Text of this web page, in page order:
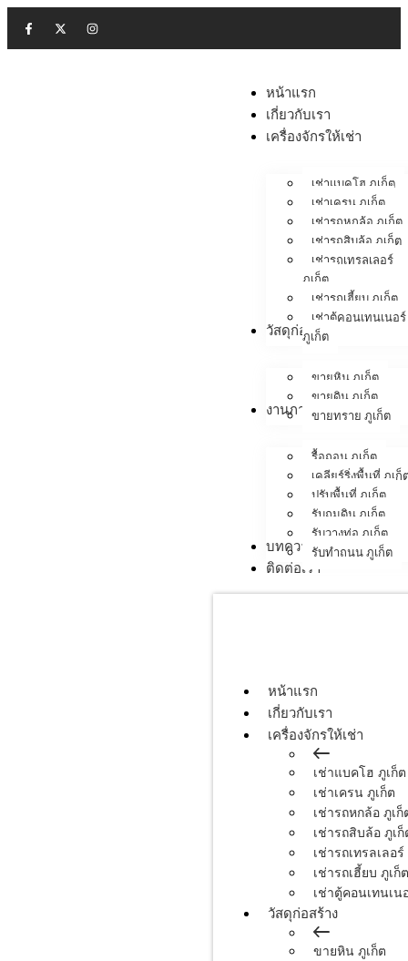
หน้าแรก
เกี่ยวกับเรา
เครื่องจักรให้เช่า
เช่าแบคโฮ ภูเก็ต
เช่าเครน ภูเก็ต
เช่ารถหกล้อ ภูเก็ต
เช่ารถสิบล้อ ภูเก็ต
เช่ารถเทรลเลอร์
ภูเก็ต
เช่ารถเฮี้ยบ ภูเก็ต
เช่าตู้คอนเทนเนอร์
ภูเก็ต
วัสดุก่อสร้าง
ขายหิน ภูเก็ต
ขายดิน ภูเก็ต
ขายทราย ภูเก็ต
งานภาคสนาม
รื้อถอน ภูเก็ต
เคลียร์ริ่งพื้นที่ ภูเก็
ปรับพื้นที่ ภูเก็ต
รับถมดิน ภูเก็ต
รับวางท่อ ภูเก็ต
รับทำถนน ภูเก็ต
บทความ
ติดต่อเรา
หน้าแรก
เกี่ยวกับเรา
เครื่องจักรให้เช่า
เช่าแบคโฮ ภูเก็ต
เช่าเครน ภูเก็ต
เช่ารถหกล้อ ภูเก็
เช่ารถสิบล้อ ภูเ
เช่ารถเทรลเลอ
เช่ารถเฮี้ยบ ภูเก็ต
เช่าตู้คอนเทนเน
วัสดุก่อสร้าง
ขายหิน ภูเก็ต